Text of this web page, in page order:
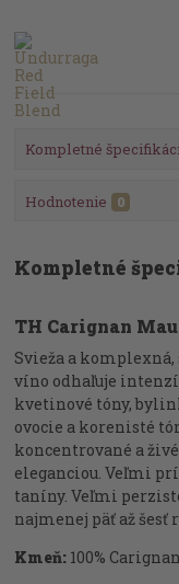
Kompletné
Hodnotenie 0
Kompletné
TH Carignan
Svieža a komplexná,
víno odhaľuje
kvetinové tóny,
ovocie a korenisté
koncentrované a
eleganciou. Veľmi
taníny. Veľmi
najmenej päť až šesť
Kmeň: 100% Carignan